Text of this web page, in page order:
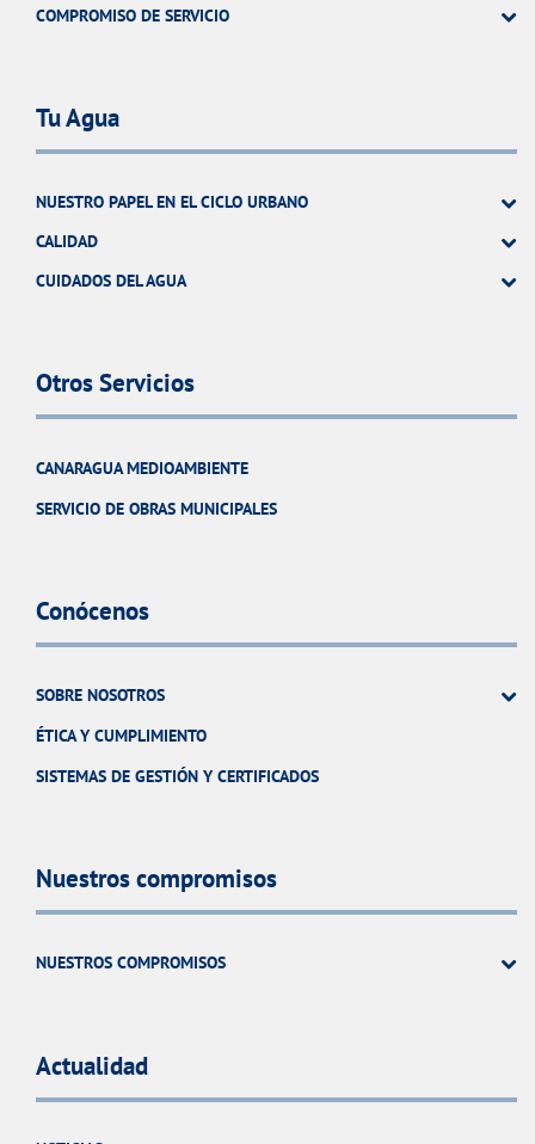
COMPROMISO DE SERVICIO
Tu Agua
NUESTRO PAPEL EN EL CICLO URBANO
CALIDAD
CUIDADOS DEL AGUA
Otros Servicios
CANARAGUA MEDIOAMBIENTE
SERVICIO DE OBRAS MUNICIPALES
Conócenos
SOBRE NOSOTROS
ÉTICA Y CUMPLIMIENTO
SISTEMAS DE GESTIÓN Y CERTIFICADOS
Nuestros compromisos
NUESTROS COMPROMISOS
Actualidad